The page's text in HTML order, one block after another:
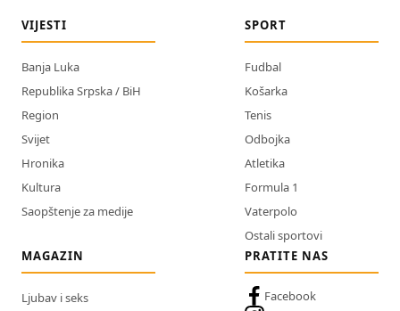
VIJESTI
Banja Luka
Republika Srpska / BiH
Region
Svijet
Hronika
Kultura
Saopštenje za medije
SPORT
Fudbal
Košarka
Tenis
Odbojka
Atletika
Formula 1
Vaterpolo
Ostali sportovi
MAGAZIN
Ljubav i seks
PRATITE NAS
Facebook